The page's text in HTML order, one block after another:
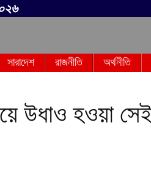
সারাদেশ রাজনীতি অর্থনীতি
উধাও হওয়া